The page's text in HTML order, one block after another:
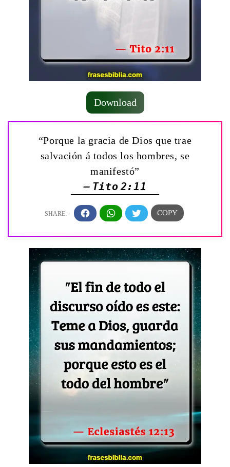
Download
“Porque la gracia de Dios que trae
salvación á todos los hombres, se
manifestó”
— Tito 2:11